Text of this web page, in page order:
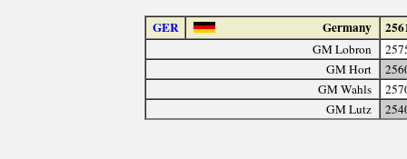
GER Germany
GM Lobron
GM Hort
GM Wahls
GM Lutz